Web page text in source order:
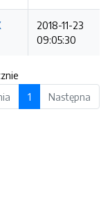
2018-11-23
09:05:30
1 Następna